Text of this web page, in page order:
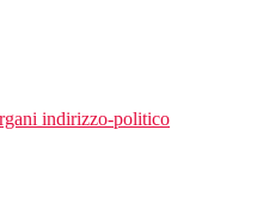
indirizzo-politico